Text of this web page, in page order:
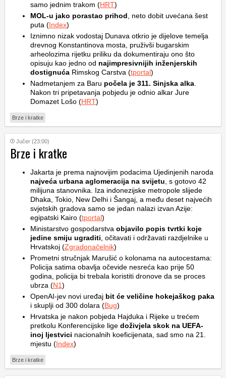
samo jednim trakom (HRT)
MOL-u jako porastao prihod , neto dobit uvećana šest
puta (Index)
Iznimno nizak vodostaj Dunava otkrio je dijelove temelja
drevnog Konstantinova mosta, pruživši bugarskim
arheolozima rijetku priliku da dokumentiraju ono što
opisuju kao jedno od najimpresivnijih inženjerskih
dostignuća Rimskog Carstva (tportal)
Nadmetanjem za Baru počela je 311. Sinjska alka
Nakon tri pripetavanja pobjedu je odnio alkar Jure
Domazet Lošo (HRT)
Brze i kratke
Jučer (23:00)
Brze i kratke
Jakarta je prema najnovijim podacima Ujedinjenih naroda
najveća urbana aglomeracija na svijetu , s gotovo 42
milijuna stanovnika. Iza indonezijske metropole slijede
Dhaka, Tokio, New Delhi i Šangaj, a među deset najvećih
svjetskih gradova samo se jedan nalazi izvan Azije:
egipatski Kairo (tportal)
Ministarstvo gospodarstva objavilo popis tvrtki koje
jedine smiju ugraditi , očitavati i održavati razdjelnike u
Hrvatskoj (Zgradonačelnik)
Prometni stručnjak Marušić o kolonama na autocestama:
Policija satima obavlja očevide nesreća kao prije 50
godina, policija bi trebala koristiti dronove da se proces
ubrza (N1)
OpenAI-jev novi uređaj bit će veličine hokejaškog paka
i skuplji od 300 dolara (Bug)
Hrvatska je nakon pobjeda Hajduka i Rijeke u trećem
pretkolu Konferencijske lige doživjela skok na UEFA-
inoj ljestvici nacionalnih koeficijenata, sad smo na 21.
mjestu (Index)
Brze i kratke